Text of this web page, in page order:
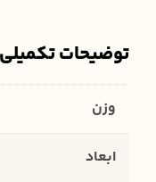
توضیحات تکمیلی
وزن
ابعاد